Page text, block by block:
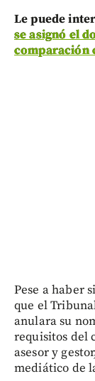
Le puede
se asignó el
comparación
Pese a haber
que el
anulara su
requisitos del
asesor y
mediático de